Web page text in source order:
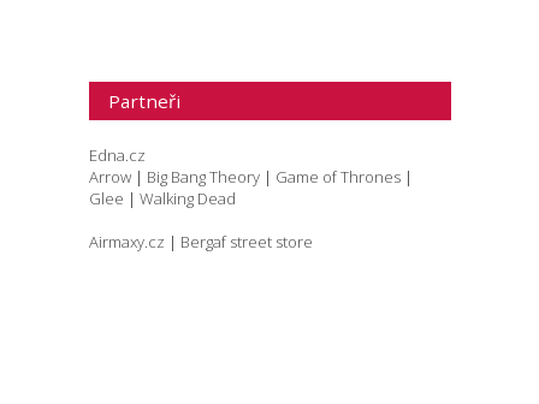
Partneři
Edna.cz
Arrow | Big Bang Theory | Game of Thrones |
Glee | Walking Dead
Airmaxy.cz | Bergaf street store